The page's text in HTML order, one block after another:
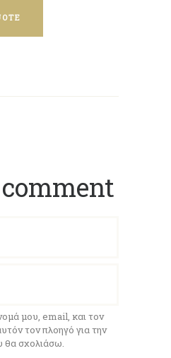
μου, email, και τον
τον πλοηγό για την
θα σχολιάσω.